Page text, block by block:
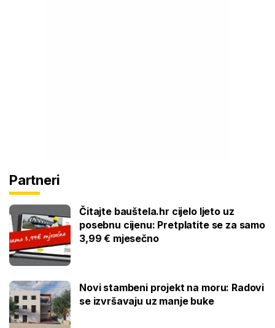
Partneri
Čitajte bauštela.hr cijelo ljeto uz
posebnu cijenu: Pretplatite se za samo
3,99 € mjesečno
Novi stambeni projekt na moru: Radovi
se izvršavaju uz manje buke